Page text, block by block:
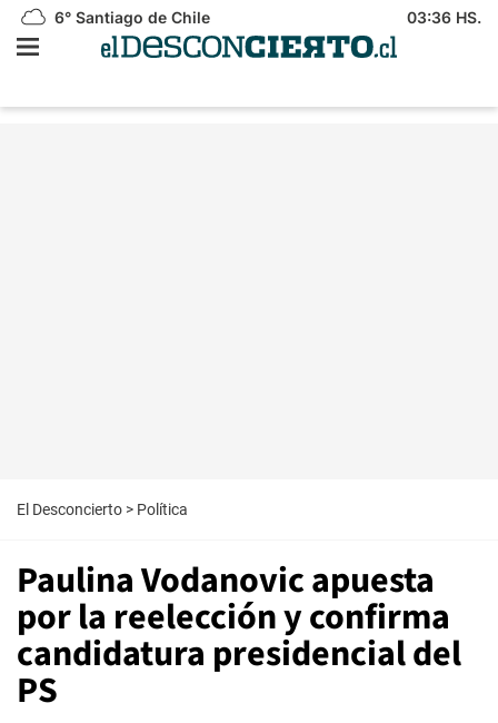
6° Santiago de Chile 03:36 HS.
El Desconcierto > Política
Paulina Vodanovic apuesta
por la reelección y confirma
candidatura presidencial del
PS